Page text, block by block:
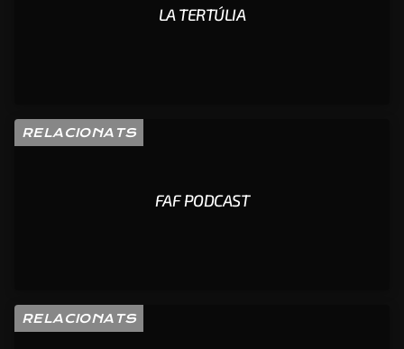
LA TERTÚLIA
RELACIONATS
FAF PODCAST
RELACIONATS